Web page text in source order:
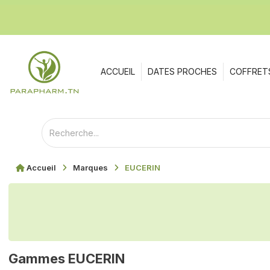
ACCUEIL DATES PROCHES
Accueil Marques EUCERIN
Gammes EUCERIN